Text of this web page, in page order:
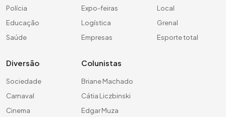
Polícia
Educação
Saúde
Expo-feiras
Logística
Empresas
Local
Grenal
Esporte total
Diversão
Sociedade
Carnaval
Cinema
Colunistas
Briane Machado
Cátia Liczbinski
Edgar Muza